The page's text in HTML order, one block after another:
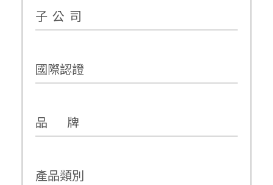
子 公 司
國際認證
品 牌
產品類別